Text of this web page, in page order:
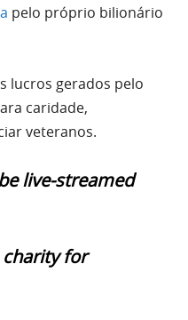
pelo próprio bilionário
lucros gerados pelo
caridade,
veteranos.
live-streamed
for